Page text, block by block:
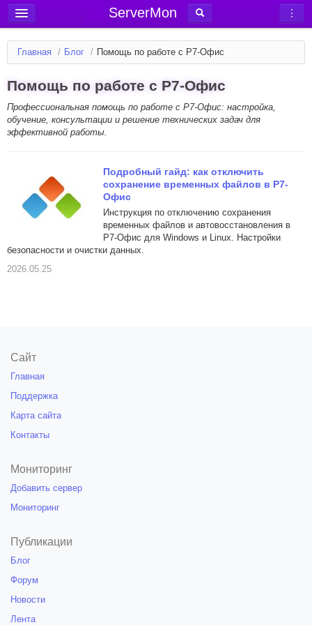
ServerMon
Добавить сервер
Мониторинг серверов
Новости
Блог
Статьи
Вход в аккаунт
Главная / Блог / Помощь по работе с Р7-Офис
Помощь по работе с Р7-Офис
Профессиональная помощь по работе с Р7-Офис: настройка,
обучение, консультации и решение технических задач для
эффективной работы.
Подробный гайд: как отключить
сохранение временных файлов в Р7-
Офис
Инструкция по отключению сохранения
временных файлов и автовосстановления в
Р7-Офис для Windows и Linux. Настройки
безопасности и очистки данных.
2026.05.25
Сайт
Главная
Поддержка
Карта сайта
Контакты
Мониторинг
Добавить сервер
Мониторинг
Публикации
Блог
Форум
Новости
Лента